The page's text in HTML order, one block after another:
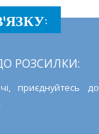
РОЗСИЛКИ:
приєднуйтесь до